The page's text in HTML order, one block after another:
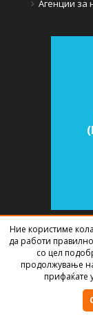
Агенции за
СОФТВЕР ЗА
Ние користиме
да работи
со цел
продолжување
прифаќате